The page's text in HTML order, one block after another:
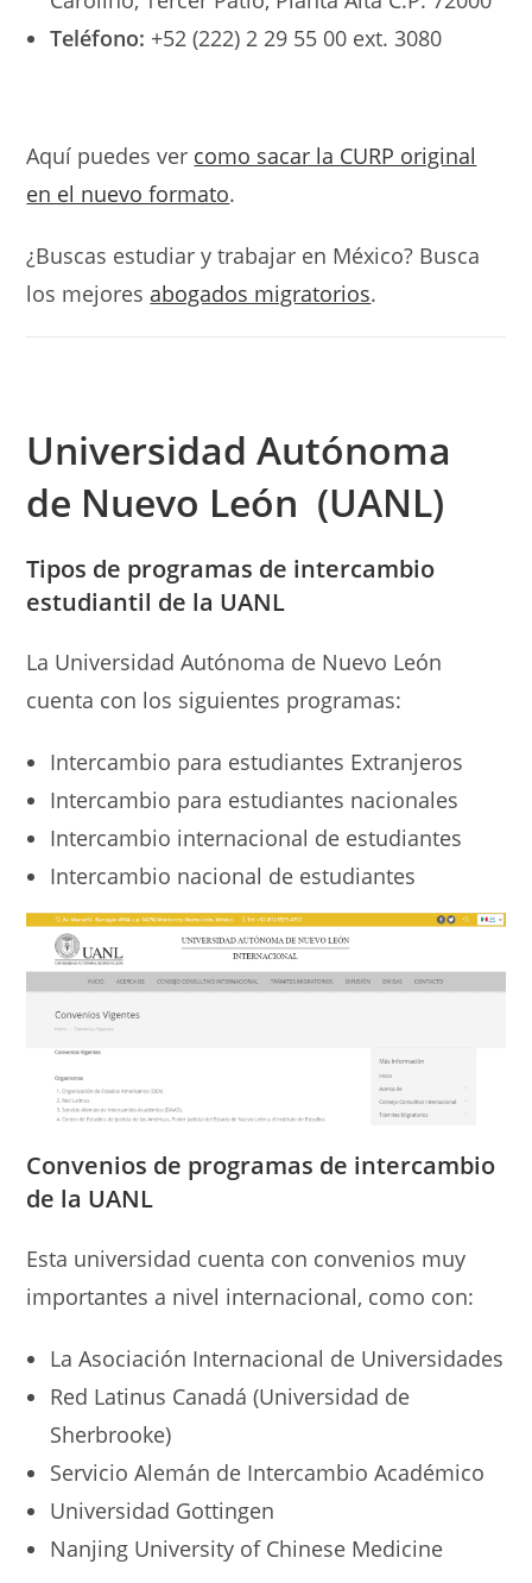
Teléfono: +52 (222) 2 29 55 00 ext. 3080
Aquí puedes ver como sacar la CURP original
en el nuevo formato.
¿Buscas estudiar y trabajar en México? Busca
los mejores abogados migratorios.
Universidad Autónoma
de Nuevo León (UANL)
Tipos de programas de intercambio
estudiantil de la UANL
La Universidad Autónoma de Nuevo León
cuenta con los siguientes programas:
Intercambio para estudiantes Extranjeros
Intercambio para estudiantes nacionales
Intercambio internacional de estudiantes
Intercambio nacional de estudiantes
Convenios de programas de intercambio
de la UANL
Esta universidad cuenta con convenios muy
importantes a nivel internacional, como con:
La Asociación Internacional de Universidades
Red Latinus Canadá (Universidad de
Sherbrooke)
Servicio Alemán de Intercambio Académico
Universidad Gottingen
Nanjing University of Chinese Medicine